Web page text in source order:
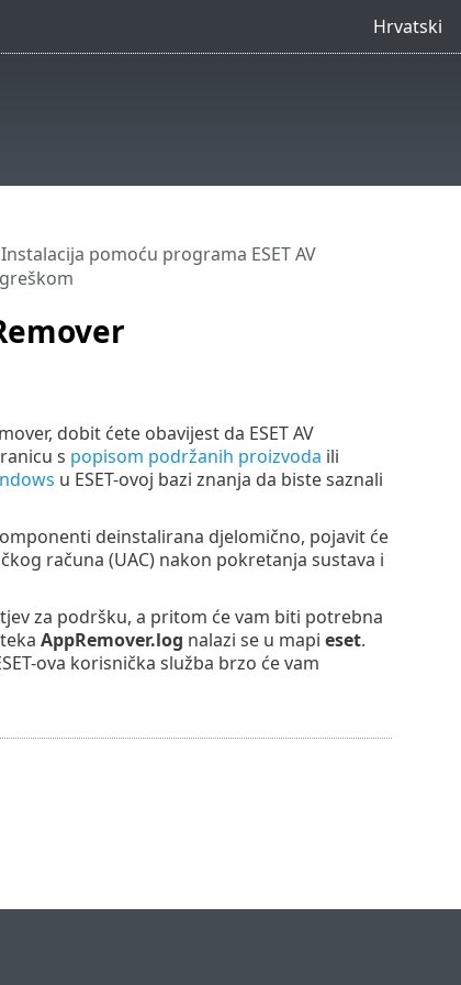
Hrvatski
Instalacija pomoću programa ESET AV
dobit ćete obavijest da ESET AV
s popisom podržanih proizvoda ili
u ESET-ovoj bazi znanja da biste saznali
deinstalirana djelomično, pojavit će
računa (UAC) nakon pokretanja sustava i
za podršku, a pritom će vam biti potrebna
AppRemover.log nalazi se u mapi eset.
ova korisnička služba brzo će vam